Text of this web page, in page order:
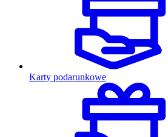
Karty podarunkowe